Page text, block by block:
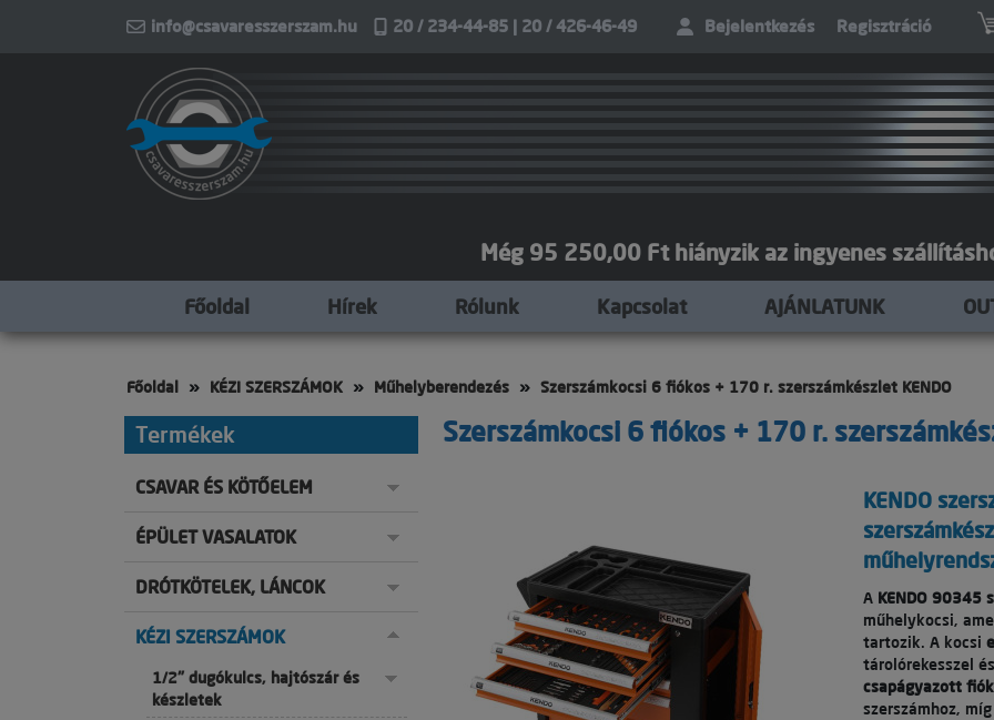
info@csavaresszerszam.hu 20 / 234-44-85 | 20 / 426-46-49 Bejelentkezés Regisztráció
Még 95 250,00 Ft hiányzik az ingyenes
Főoldal Hírek Rólunk Kapcsolat AJÁNLATUNK
Főoldal KÉZI SZERSZÁMOK Műhelyberendezés Szerszámkocsi 6 fiókos + 170 r. szerszámkészlet KENDO
Termékek
CSAVAR ÉS KÖTŐELEM
ÉPÜLET VASALATOK
DRÓTKÖTELEK, LÁNCOK
KÉZI SZERSZÁMOK
1/2" dugókulcs, hajtószár és
készletek
Szerszámkocsi 6 fiókos + 170 r.
KENDO
A KENDO 90345
műhelykocsi,
tartozik. A kocsi
tárolórekesszel
csapágyazott
szerszámhoz, míg